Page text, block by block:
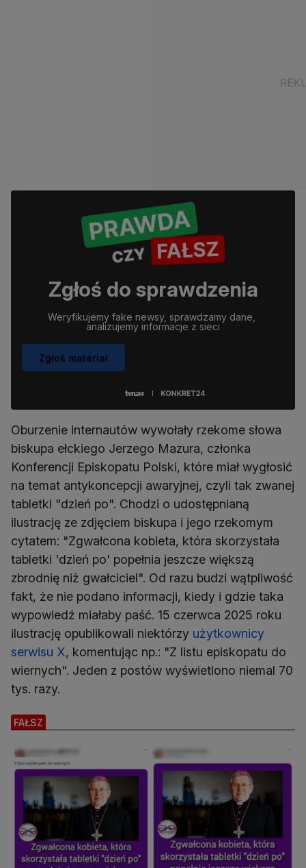
Zgłoś do sprawdzenia
Weryfikujemy fake newsy, sprawdzamy dane,
analizujemy informacje z sieci
Zgłoś materiał
Oburzenie internautów wywołały rzekome słowa
biskupa ełckiego Jerzego Mazura, członka
Konferencji Episkopatu Polski, które miał wygłosić
na temat antykoncepcji awaryjnej, czyli tak zwanej
tabletki "dzień po". Chodzi o udostępnianą
ilustrację ze zdjęciem biskupa i jego rzekomym
cytatem: "Zgwałcona kobieta, która skorzystała
tabletki 'dzień po' popełnia jeszcze większą
zbrodnię niż gwałciciel". Od razu budzi wątpliwość
fakt, że nie podano informacji, kiedy i gdzie taka
wypowiedź miałaby paść. 15 czerwca 2025 roku
ilustrację opublikowali niektórzy użytkownicy
serwisu X, komentując np.: "Z listu episkopatu do
wiernych". Jeden z postów wyświetlono niemal 70
tys. razy.
FAŁSZ